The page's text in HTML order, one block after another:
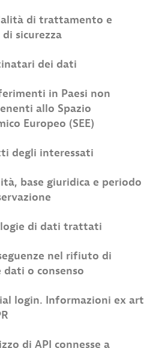
di trattamento e
di sicurezza
dei dati
in Paesi non
allo Spazio
Europeo (SEE)
degli interessati
base giuridica e periodo
di dati trattati
nel rifiuto di
o consenso
login. Informazioni ex art
di API connesse a